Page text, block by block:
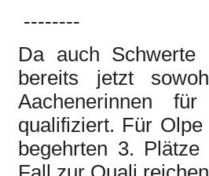
--------
Da auch
bereits jetzt
Aachenerinnen
qualifiziert. Für
begehrten 3.